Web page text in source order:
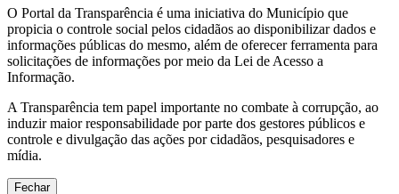
O Portal da Transparência é uma iniciativa do Município que
propicia o controle social pelos cidadãos ao disponibilizar dados e
informações públicas do mesmo, além de oferecer ferramenta para
solicitações de informações por meio da Lei de Acesso a
Informação.
A Transparência tem papel importante no combate à corrupção, ao
induzir maior responsabilidade por parte dos gestores públicos e
controle e divulgação das ações por cidadãos, pesquisadores e
mídia.
Fechar